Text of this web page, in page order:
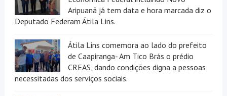
Aripuanã já tem data e hora marcada diz o
Deputado Federam Átila Lins.
Átila Lins comemora ao lado do prefeito
de Caapiranga- Am Tico Brás o prédio
CREAS, dando condições digna a pessoas
necessitadas dos serviços sociais.